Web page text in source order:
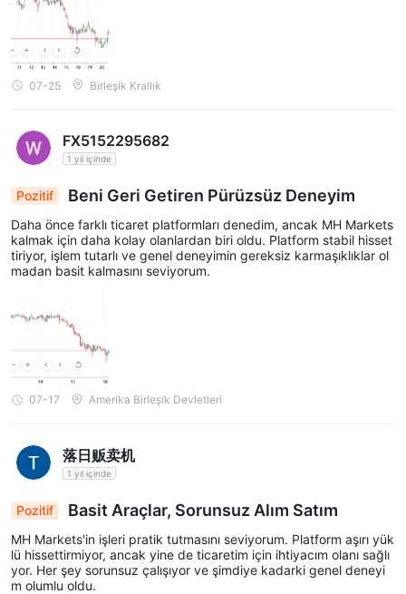
07-25 Birleşik Krallık
FX5152295682
1 yıl içinde
Pozitif Beni Geri Getiren Pürüzsüz Deneyim
Daha önce farklı ticaret platformları denedim, ancak MH Markets
kalmak için daha kolay olanlardan biri oldu. Platform stabil hisset
tiriyor, işlem tutarlı ve genel deneyimin gereksiz karmaşıklıklar ol
madan basit kalmasını seviyorum.
07-17 Amerika Birleşik Devletleri
落日贩卖机
1 yıl içinde
Pozitif Basit Araçlar, Sorunsuz Alım Satım
MH Markets'in işleri pratik tutmasını seviyorum. Platform aşırı yük
lü hissettirmiyor, ancak yine de ticaretim için ihtiyacım olanı sağlı
yor. Her şey sorunsuz çalışıyor ve şimdiye kadarki genel deneyi
m olumlu oldu.